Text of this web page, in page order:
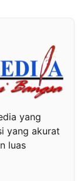
yang
yang akurat
luas